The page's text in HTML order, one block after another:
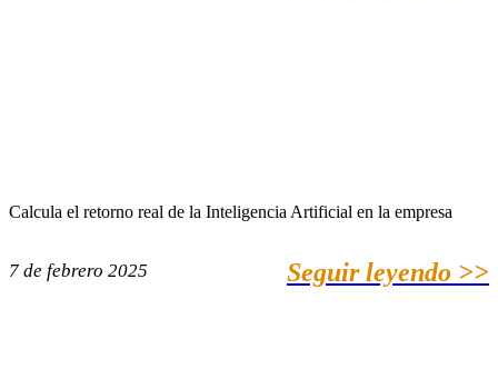
Calcula el retorno real de la Inteligencia Artificial en la empresa
7 de febrero 2025 Seguir leyendo >>